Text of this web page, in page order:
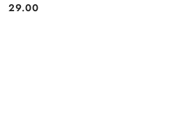
Cena:
29.00